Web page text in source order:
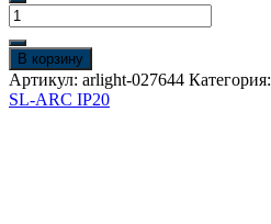
Количество
товара
Линейка
SL-
ARC-
D1500-
В корзину
Артикул: arlight-027644 Категория:
SL-ARC IP20